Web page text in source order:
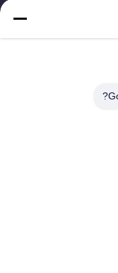
البيئة والتنمية
كاملة من معدات